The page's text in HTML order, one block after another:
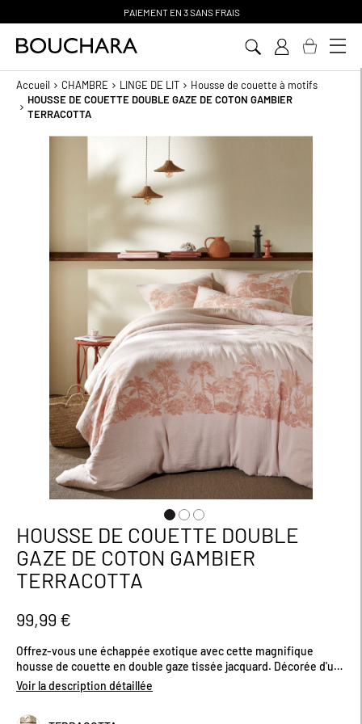
PAIEMENT EN 3 SANS FRAIS
Accueil CHAMBRE LINGE DE LIT
Housse de couette à motifs
HOUSSE DE COUETTE DOUBLE GAZE DE COTON GAMBIER
TERRACOTTA
d’images
Passer
au
début
de
la
d’images
HOUSSE DE COUETTE DOUBLE
GAZE DE COTON GAMBIER
TERRACOTTA
99,99 €
Offrez-vous une échappée exotique avec cette magnifique
housse de couette en double gaze tissée jacquard. Décorée d'un
délicat motif de palmiers en ligne sur le devant et d'un revers uni,
la collection GAMBIER apporte une ambiance nature dans votre
chambre. Grâce au procédé jacquard, le motif est intégré
Voir la description détaillée